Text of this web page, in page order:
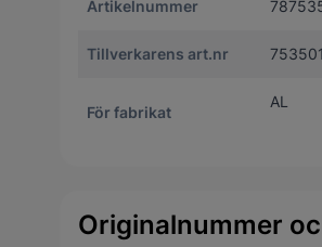
Artikelnummer
Tillverkarens art.nr
För fabrikat
AL
Originalnummer